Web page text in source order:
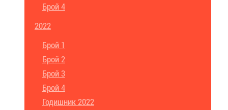
Брой 4
2022
Брой 1
Брой 2
Брой 3
Брой 4
Годишник 2022